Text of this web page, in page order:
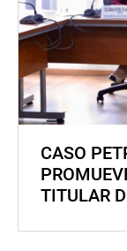
CASO
TITULAR